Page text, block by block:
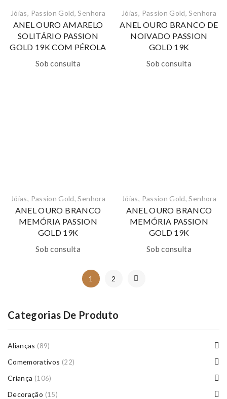
Jóias, Passion Gold,Senhora
ANEL OURO AMARELO
SOLITÁRIO PASSION
GOLD 19K COM PÉROLA
Sob consulta
Jóias, Passion Gold,Senhora
ANEL OURO BRANCO DE
NOIVADO PASSION
GOLD 19K
Sob consulta
Jóias, Passion Gold,Senhora
ANEL OURO BRANCO
MEMÓRIA PASSION
GOLD 19K
Sob consulta
Jóias, Passion Gold,Senhora
ANEL OURO BRANCO
MEMÓRIA PASSION
GOLD 19K
Sob consulta
1 2
Categorias De Produto
Alianças (89)
Comemorativos (22)
Criança (106)
Decoração (15)